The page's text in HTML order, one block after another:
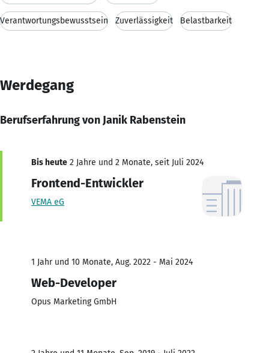
Verantwortungsbewusstsein Zuverlässigkeit Belastbarkeit
Werdegang
Berufserfahrung von Janik Rabenstein
Bis heute 2 Jahre und 2 Monate, seit Juli 2024
Frontend-Entwickler
VEMA eG
1 Jahr und 10 Monate, Aug. 2022 - Mai 2024
Web-Developer
Opus Marketing GmbH